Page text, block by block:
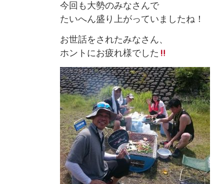
今回も大勢のみなさんで
たいへん盛り上がっていましたね！
お世話をされたみなさん、
ホントにお疲れ様でした